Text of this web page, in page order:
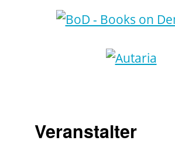
Veranstalter